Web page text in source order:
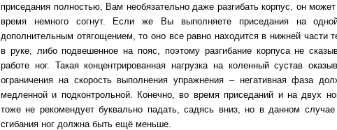
приседания полностью, Вам необязательно даже разгибать корпус, он
время немного согнут. Если же Вы выполняете приседания на
дополнительным отягощением, то оно все равно находится в нижней части
в руке, либо подвешенное на пояс, поэтому разгибание корпуса не
работе ног. Такая концентрированная нагрузка на коленный сустав
ограничения на скорость выполнения упражнения – негативная фаза
медленной и подконтрольной. Конечно, во время приседаний и на двух
тоже не рекомендует буквально падать, садясь вниз, но в данном случае
сгибания ног должна быть ещё меньше.